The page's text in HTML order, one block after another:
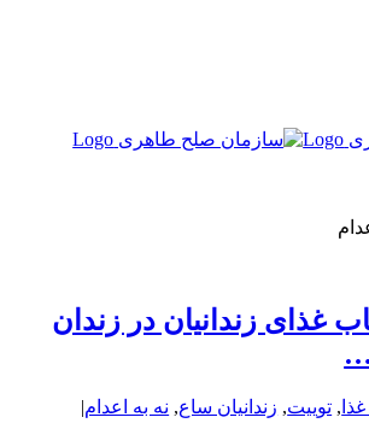
غذای زندانیان در زندان
, توییت, زندانیان ساع, نه به اعدام|